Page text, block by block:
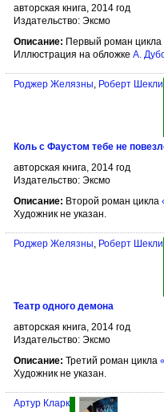
авторская книга, 2014 год
Издательство: Эксмо
Описание: Первый роман цикла
Иллюстрация на обложке А.
Роджер Желязны Роберт Шекли
Коль с Фаустом тебе не
авторская книга, 2014 год
Издательство: Эксмо
Описание: Второй роман цикла
Художник не указан.
Роджер Желязны, Роберт Шекли
Театр одного демона
авторская книга, 2014 год
Издательство: Эксмо
Описание: Третий роман цикла
Художник не указан.
Артур Кларк